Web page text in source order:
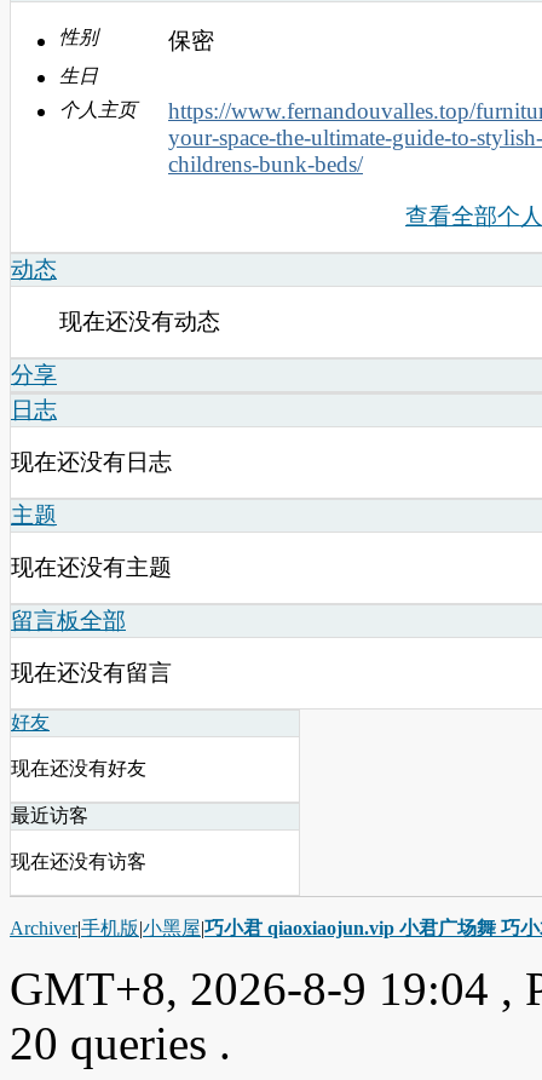
性别 保密
生日
个人主页
https://www.fernandouvalles.top/
your-space-the-ultimate-guide-to-stylish-
childrens-bunk-beds/
查看全部个
动态
现在还没有动态
分享
日志
现在还没有日志
主题
现在还没有主题
留言板全部
现在还没有留言
好友
现在还没有好友
最近访客
现在还没有访客
Archiver|手机版|小黑屋|巧小君 qiaoxiaojun.vip 小君广场舞 巧
GMT+8, 2026-8-9 19:04 ,
20 queries .